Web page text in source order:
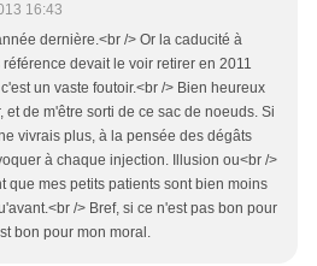
16:43
dernière.<br /> Or la caducité à
devait le voir retirer en 2011
un vaste foutoir.<br /> Bien heureux
et de m'être sorti de ce sac de noeuds. Si
vivrais plus, à la pensée des dégâts
à chaque injection. Illusion ou<br />
que mes petits patients sont bien moins
/> Bref, si ce n'est pas bon pour
bon pour mon moral.